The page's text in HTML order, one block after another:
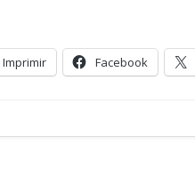
Imprimir Facebook